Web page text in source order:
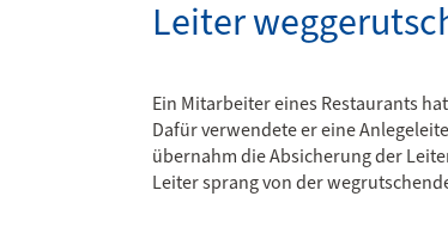
Leiter
Ein Mitarbeiter eines Restaurants
Dafür verwendete er eine
übernahm die Absicherung der
Leiter sprang von der